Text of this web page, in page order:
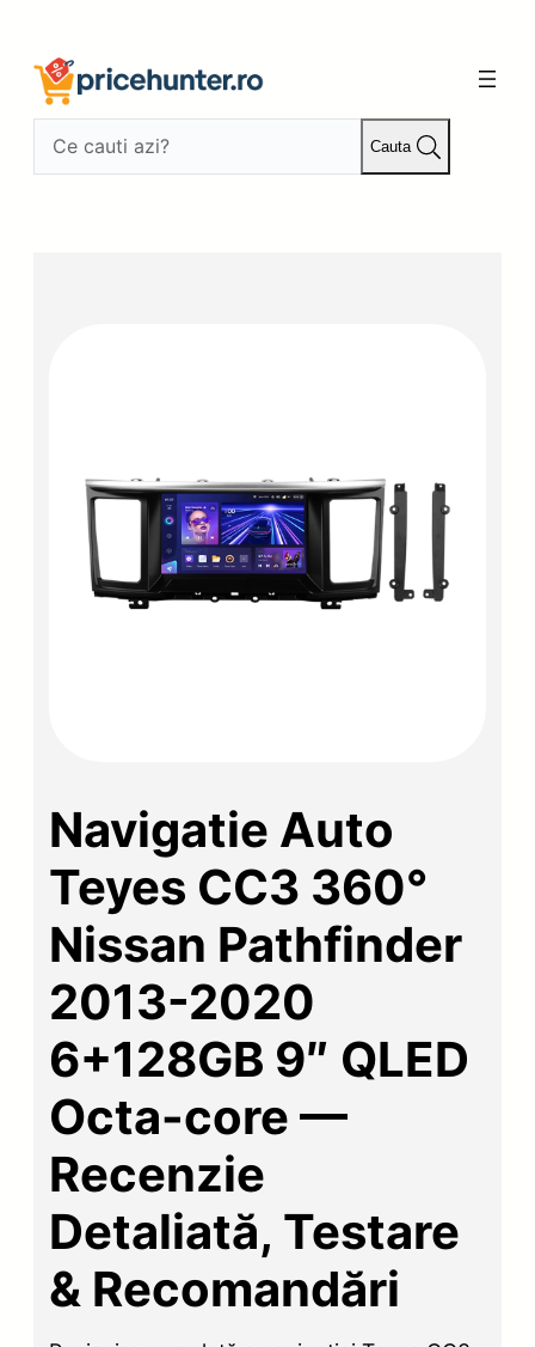
conținut
Cauta
Navigatie Auto
Teyes CC3 360°
Nissan Pathfinder
2013-2020
6+128GB 9″ QLED
Octa-core —
Recenzie
Detaliată, Testare
& Recomandări